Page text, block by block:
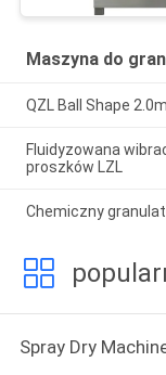
Maszyna do
QZL Ball Shape
Fluidyzowana
proszków LZL
Chemiczny
Spray Dry